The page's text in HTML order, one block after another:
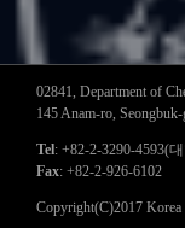
02841, Department of
145 Anam-ro,
Tel: +82-2-3290-4593(
Fax: +82-2-926-6102
Copyright(C)2017